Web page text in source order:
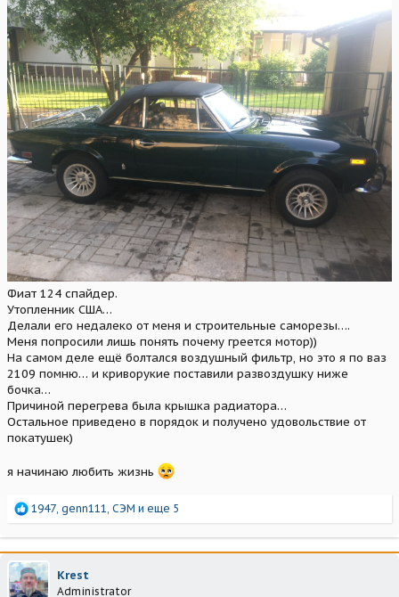
Фиат 124 спайдер.
Утопленник США…
Делали его недалеко от меня и строительные саморезы….
Меня попросили лишь понять почему греется мотор))
На самом деле ещё болтался воздушный фильтр, но это я по ваз
2109 помню… и криворукие поставили развоздушку ниже
бочка…
Причиной перегрева была крышка радиатора…
Остальное приведено в порядок и получено удовольствие от
покатушек)
я начинаю любить жизнь
Р
а
к
ц
и
и
1947 genn111 СЭМ и еще 5
Krest
Administrator